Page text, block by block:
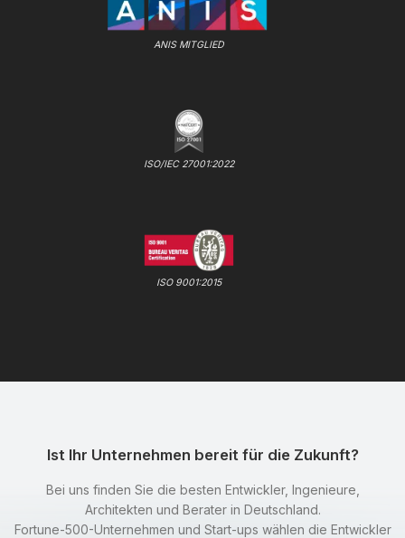
ANIS MITGLIED
ISO/IEC 27001:2022
ISO 9001:2015
Ist Ihr Unternehmen bereit für die Zukunft?
Bei uns finden Sie die besten Entwickler, Ingenieure,
Architekten und Berater in Deutschland.
Fortune-500-Unternehmen und Start-ups wählen die Entwickler